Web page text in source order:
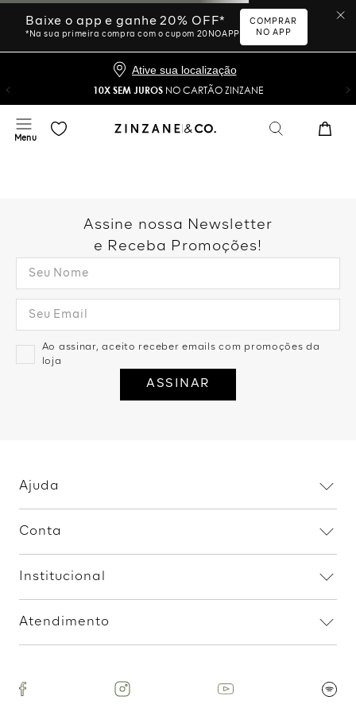
Ative sua localização
10X SEM JUROS NO CARTÃO ZINZANE
foi encontrada.
Vamos tentar novamente?